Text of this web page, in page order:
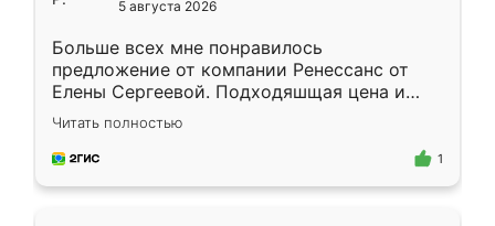
5 августа 2026
Больше всех мне понравилось
предложение от компании Ренессанс от
Елены Сергеевой. Подходяшщая цена и
короткие сроки изготовления. Приехавший
для замера сотрудник Владислав
предложил по моему эскизу самый
Читать полностью
1